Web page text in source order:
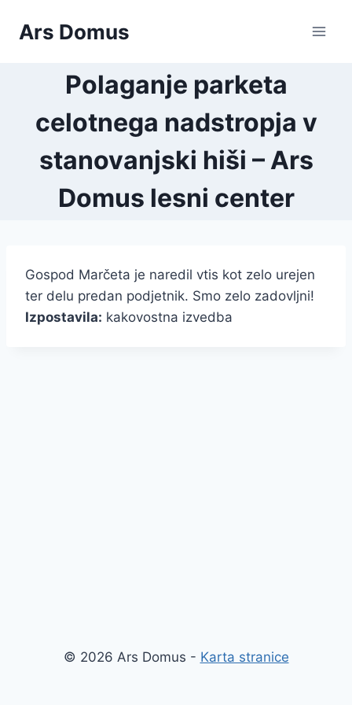
Ars Domus
Polaganje parketa
celotnega nadstropja v
stanovanjski hiši – Ars
Domus lesni center
Gospod Marčeta je naredil vtis kot zelo urejen
ter delu predan podjetnik. Smo zelo zadovljni!
Izpostavila: kakovostna izvedba
© 2026 Ars Domus - Karta stranice